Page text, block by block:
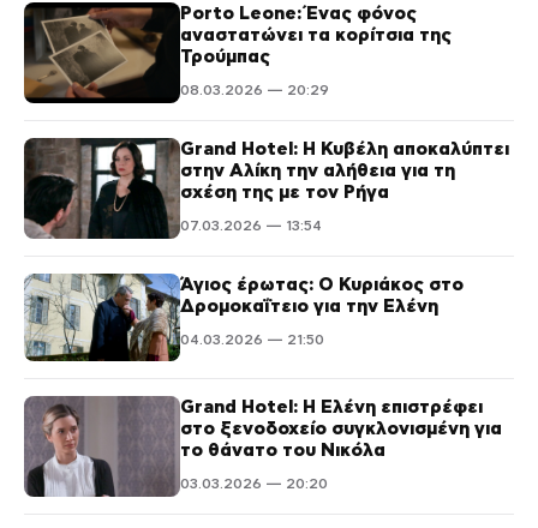
Porto Leone: Ένας φόνος
αναστατώνει τα κορίτσια της
Τρούμπας
08.03.2026 — 20:29
Grand Hotel: Η Κυβέλη αποκαλύπτει
στην Αλίκη την αλήθεια για τη
σχέση της με τον Ρήγα
07.03.2026 — 13:54
Άγιος έρωτας: Ο Κυριάκος στο
Δρομοκαΐτειο για την Ελένη
04.03.2026 — 21:50
Grand Hotel: Η Ελένη επιστρέφει
στο ξενοδοχείο συγκλονισμένη για
το θάνατο του Νικόλα
03.03.2026 — 20:20